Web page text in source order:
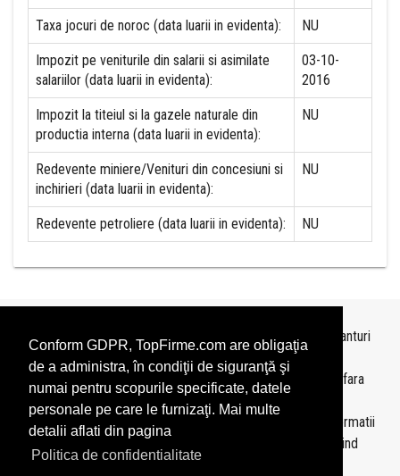
Conform GDPR, TopFirme.com are obligaţia
de a administra, în condiţii de siguranţă şi
numai pentru scopurile specificate, datele
personale pe care le furnizaţi. Mai multe
detalii aflati din pagina
Politica de confidentialitate
Taxa jocuri de noroc (data luarii in evidenta): NU
Impozit pe veniturile din salarii si asimilate
salariilor (data luarii in evidenta):
03-10-
2016
Impozit la titeiul si la gazele naturale din
productia interna (data luarii in evidenta):
NU
Redevente miniere/Venituri din concesiuni si
inchirieri (data luarii in evidenta):
NU
Redevente petroliere (data luarii in evidenta): NU
Topurile sunt realizate deTopFirme
pe baza ultimelor bilanturi
depuse si au scop informativ.
Este interzisa folosirea topurilor fara acordul TopFirme si fara
precizarea sursei.
Daca doriti sa achizitionati
topuri personalizate
sau informatii
despre agentii economici va rugam sa ne contactati folosind
sectiunea Contact